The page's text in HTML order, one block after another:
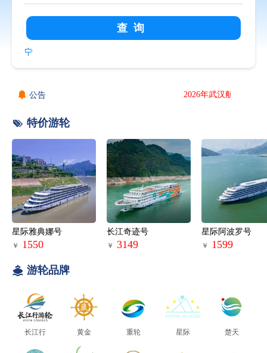
查询

 公告 2026年武汉航线预售优
 特价游轮
星际雅典娜号
￥ 1550
长江奇迹号
￥ 3149
星际阿波罗号
￥ 1599
 游轮品牌
长江行 黄金 重轮 星际 楚天